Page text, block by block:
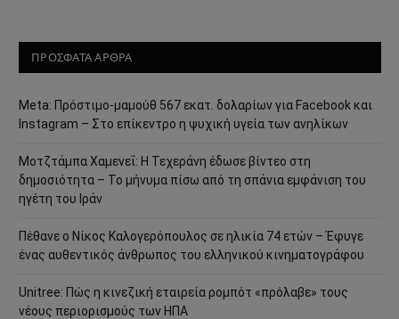
ΠΡΟΣΦΑΤΑ ΑΡΘΡΑ
Meta: Πρόστιμο-μαμούθ 567 εκατ. δολαρίων για Facebook και
Instagram – Στο επίκεντρο η ψυχική υγεία των ανηλίκων
Μοτζτάμπα Χαμενεΐ: Η Τεχεράνη έδωσε βίντεο στη
δημοσιότητα – Το μήνυμα πίσω από τη σπάνια εμφάνιση του
ηγέτη του Ιράν
Πέθανε ο Νίκος Καλογερόπουλος σε ηλικία 74 ετών – Έφυγε
ένας αυθεντικός άνθρωπος του ελληνικού κινηματογράφου
Unitree: Πώς η κινεζική εταιρεία ρομπότ «πρόλαβε» τους
νέους περιορισμούς των ΗΠΑ